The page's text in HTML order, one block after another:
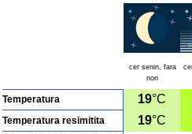
cer senin, fara
nori
Temperatura 19°C
Temperatura resimitita 19°C